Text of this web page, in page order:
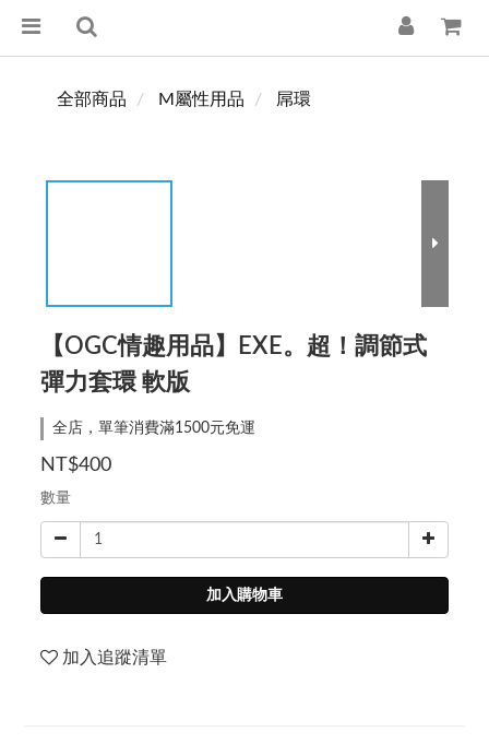
全部商品 M屬性用品 屌環
【OGC情趣用品】EXE。超！調節式
彈力套環 軟版
全店，單筆消費滿1500元免運
NT$400
數量
加入購物車
加入追蹤清單